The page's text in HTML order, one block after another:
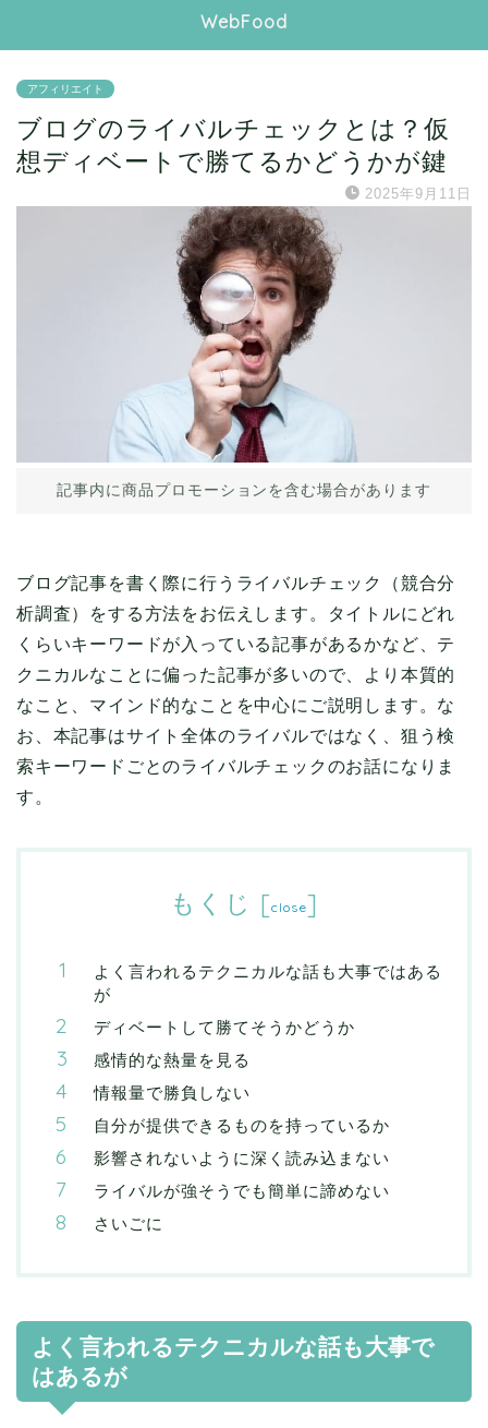
WebFood
アフィリエイト
ブログのライバルチェックとは？仮
想ディベートで勝てるかどうかが鍵
2025年9月11日
記事内に商品プロモーションを含む場合があります
ブログ記事を書く際に行うライバルチェック（競合分
析調査）をする方法をお伝えします。タイトルにどれ
くらいキーワードが入っている記事があるかなど、テ
クニカルなことに偏った記事が多いので、より本質的
なこと、マインド的なことを中心にご説明します。な
お、本記事はサイト全体のライバルではなく、狙う検
索キーワードごとのライバルチェックのお話になりま
す。
もくじ [close]
よく言われるテクニカルな話も大事ではある
が
ディベートして勝てそうかどうか
感情的な熱量を見る
情報量で勝負しない
自分が提供できるものを持っているか
影響されないように深く読み込まない
ライバルが強そうでも簡単に諦めない
さいごに
よく言われるテクニカルな話も大事で
はあるが